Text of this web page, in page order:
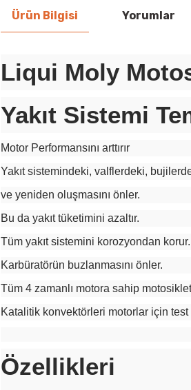
Ürün Bilgisi Yorumlar
Liqui Moly
Yakıt Sistemi
Motor Performansını arttırır
Yakıt sistemindeki, valflerdeki,
ve yeniden oluşmasını önler.
Bu da yakıt tüketimini azaltır.
Tüm yakıt sistemini korozyondan korur.
Karbüratörün buzlanmasını önler.
Tüm 4 zamanlı motora sahip
Katalitik konvektörleri motorlar için
Özellikleri